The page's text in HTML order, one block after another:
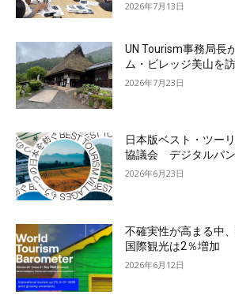
2026年7月13日
UN Tourism事務局長
ム・ビレッジ美山を
2026年7月23日
日本版ベスト・ツー
協議会 デジタルパ
2026年6月23日
不確実性が高まる中
国際観光は2％増加
2026年6月12日